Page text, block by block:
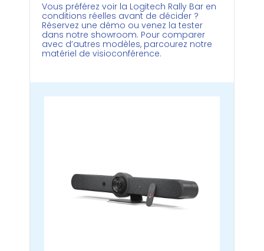
Vous préférez voir la Logitech Rally Bar en
conditions réelles avant de décider ?
Réservez une démo ou venez la tester
dans notre showroom. Pour comparer
avec d’autres modèles, parcourez notre
matériel de visioconférence.